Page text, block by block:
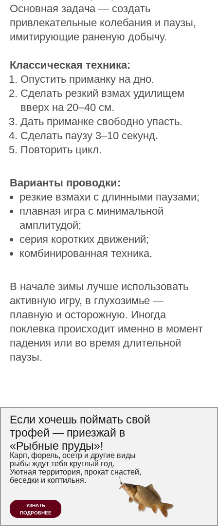
Основная задача — создать
привлекательные колебания и паузы,
имитирующие раненую добычу.
Классическая техника:
Опустить приманку на дно.
Сделать резкий взмах удилищем
вверх на 20–40 см.
Дать приманке свободно упасть.
Сделать паузу 3–10 секунд.
Повторить цикл.
Варианты проводки:
резкие взмахи с длинными паузами;
плавная игра с минимальной
амплитудой;
серия коротких движений;
комбинированная техника.
В начале зимы лучше использовать
активную игру, в глухозимье —
плавную и осторожную. Иногда
поклевка происходит именно в момент
падения или во время длительной
паузы.
Если хочешь поймать свой
трофей — приезжай в
«Рыбные пруды»!
Карп, форель, осетр и другие виды
рыбы ждут тебя круглый год.
Уютная территория, прокат снастей,
беседки и коптильня.
УЗНАТЬ
ПОДРОБНЕЕ